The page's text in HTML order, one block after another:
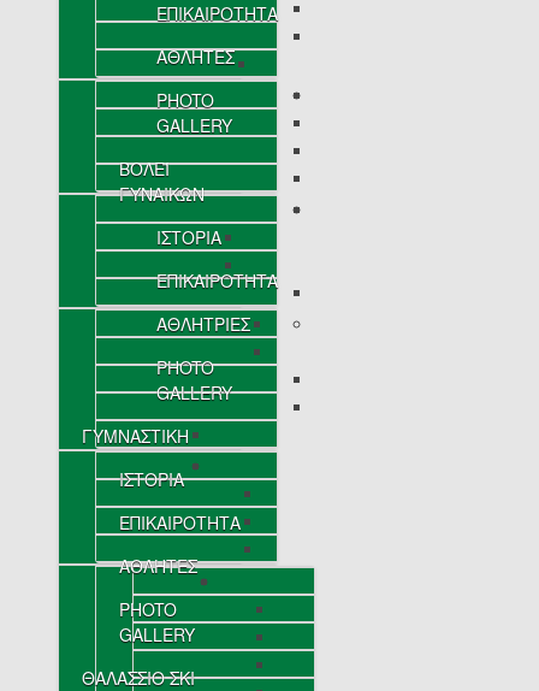
ΕΠΙΚΑΙΡΟΤΗΤΑ
ΑΘΛΗΤΕΣ
PHOTO
GALLERY
ΒΟΛΕΪ
ΓΥΝΑΙΚΩΝ
ΙΣΤΟΡΙΑ
ΕΠΙΚΑΙΡΟΤΗΤΑ
ΑΘΛΗΤΡΙΕΣ
PHOTO
GALLERY
ΓΥΜΝΑΣΤΙΚΗ
ΙΣΤΟΡΙΑ
ΕΠΙΚΑΙΡΟΤΗΤΑ
ΑΘΛΗΤΕΣ
PHOTO
GALLERY
ΘΑΛΑΣΣΙΟ ΣΚΙ